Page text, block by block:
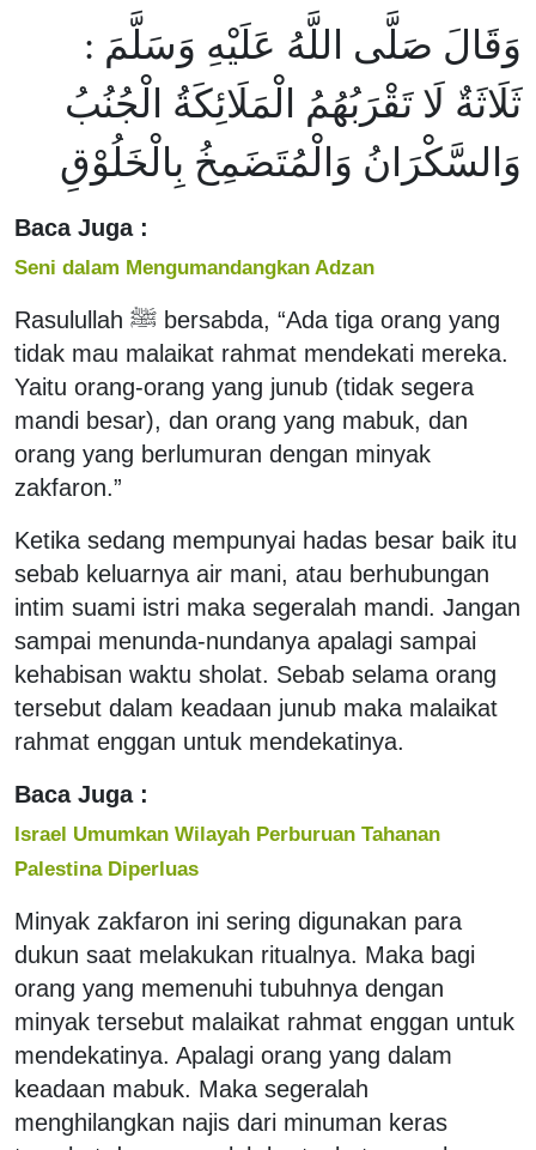
وَقَالَ صَلَّى اللَّهُ عَلَيْهِ وَسَلَّمَ :
ثَلَاثَةٌ لَا تَقْرَبُهُمُ الْمَلَائِكَةُ الْجُنُبُ
وَالسَّكْرَانُ وَالْمُتَضَمِخُ بِالْخَلُوْقِ
Baca Juga :
Seni dalam Mengumandangkan Adzan
Rasulullah ﷺ bersabda, “Ada tiga orang yang
tidak mau malaikat rahmat mendekati mereka.
Yaitu orang-orang yang junub (tidak segera
mandi besar), dan orang yang mabuk, dan
orang yang berlumuran dengan minyak
zakfaron.”
Ketika sedang mempunyai hadas besar baik itu
sebab keluarnya air mani, atau berhubungan
intim suami istri maka segeralah mandi. Jangan
sampai menunda-nundanya apalagi sampai
kehabisan waktu sholat. Sebab selama orang
tersebut dalam keadaan junub maka malaikat
rahmat enggan untuk mendekatinya.
Baca Juga :
Israel Umumkan Wilayah Perburuan Tahanan
Palestina Diperluas
Minyak zakfaron ini sering digunakan para
dukun saat melakukan ritualnya. Maka bagi
orang yang memenuhi tubuhnya dengan
minyak tersebut malaikat rahmat enggan untuk
mendekatinya. Apalagi orang yang dalam
keadaan mabuk. Maka segeralah
menghilangkan najis dari minuman keras